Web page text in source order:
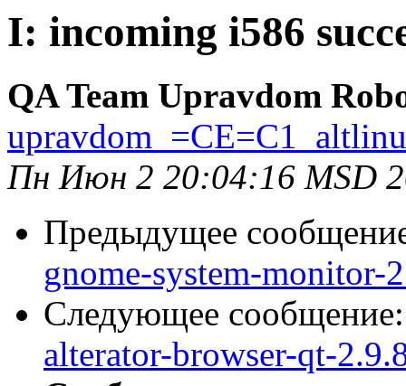
I: incoming i586
QA Team Upravdom
Пн Июн 2 20:04:16 MSD
Предыдущее
gnome-system-monitor-
Следующее
alterator-browser-qt-